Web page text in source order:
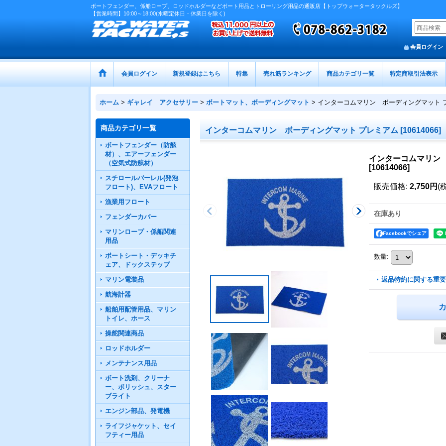
ボートフェンダー、係船ロープ、ロッドホルダーなどボート用品とトローリング用品の通販店【トップウォータータックルズ】
【営業時間】10:00～18:00(水曜定休日・休業日を除く)
会員ログイン
会員ログイン 新規登録はこちら 特集 売れ筋ランキング 商品カテゴリ一覧 特定商取引法表示
ホーム > ギャレイ アクセサリー > ボートマット、ボーディングマット > インターコムマリン ボーディングマット
商品カテゴリ一覧
ボートフェンダー（防舷
材）、エアーフェンダー
（空気式防舷材）
スチロールバーレル(発泡
フロート)、EVAフロート
漁業用フロート
フェンダーカバー
マリンロープ・係船関連
用品
ボートシート・デッキチ
ェア、ドックステップ
マリン電装品
航海計器
船舶用配管用品、マリン
トイレ、ホース
操舵関連商品
ロッドホルダー
メンテナンス用品
ボート洗剤、クリーナ
ー、ポリッシュ、スター
ブライト
エンジン部品、発電機
ライフジャケット、セイ
フティー用品
インターコムマリン ボーディングマット プレミアム [10614066]
インターコムマリン
[10614066]
販売価格: 2,750円 (
在庫あり
Facebookでシェア
数量:
返品特約に関する重